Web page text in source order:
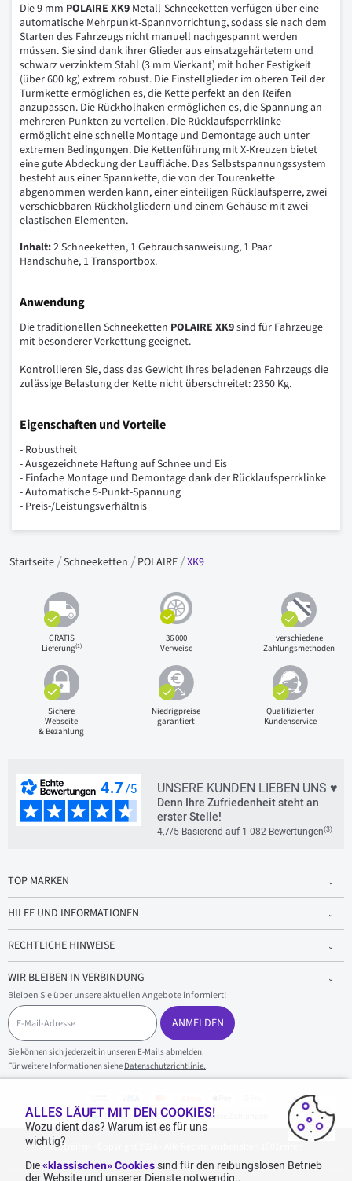
Die 9 mm POLAIRE XK9 Metall-Schneeketten verfügen über eine
automatische Mehrpunkt-Spannvorrichtung, sodass sie nach dem
Starten des Fahrzeugs nicht manuell nachgespannt werden
müssen. Sie sind dank ihrer Glieder aus einsatzgehärtetem und
schwarz verzinktem Stahl (3 mm Vierkant) mit hoher Festigkeit
(über 600 kg) extrem robust. Die Einstellglieder im oberen Teil der
Turmkette ermöglichen es, die Kette perfekt an den Reifen
anzupassen. Die Rückholhaken ermöglichen es, die Spannung an
mehreren Punkten zu verteilen. Die Rücklaufsperrklinke
ermöglicht eine schnelle Montage und Demontage auch unter
extremen Bedingungen. Die Kettenführung mit X-Kreuzen bietet
eine gute Abdeckung der Lauffläche. Das Selbstspannungssystem
besteht aus einer Spannkette, die von der Tourenkette
abgenommen werden kann, einer einteiligen Rücklaufsperre, zwei
verschiebbaren Rückholgliedern und einem Gehäuse mit zwei
elastischen Elementen.
Inhalt:2 Schneeketten, 1 Gebrauchsanweisung, 1 Paar
Handschuhe, 1 Transportbox.
Anwendung
Die traditionellen Schneeketten POLAIRE XK9sind für Fahrzeuge
mit besonderer Verkettung geeignet.
Kontrollieren Sie, dass das Gewicht Ihres beladenen Fahrzeugs die
zulässige Belastung der Kette nicht überschreitet: 2350 Kg.
Eigenschaften und Vorteile
- Robustheit
- Ausgezeichnete Haftung auf Schnee und Eis
- Einfache Montage und Demontage dank der Rücklaufsperrklinke
- Automatische 5-Punkt-Spannung
- Preis-/Leistungsverhältnis
Startseite Schneeketten POLAIRE XK9
GRATIS
Lieferung(1)
36 000
Verweise
verschiedene
Zahlungsmethoden
Sichere
Webseite
& Bezahlung
Niedrigpreise
garantiert
Qualifizierter
Kundenservice
UNSERE KUNDEN LIEBEN UNS ♥
Denn Ihre Zufriedenheit steht an
erster Stelle!
4,7/5 Basierend auf 1 082 Bewertungen(3)
TOP MARKEN
HILFE UND INFORMATIONEN
RECHTLICHE HINWEISE
WIR BLEIBEN IN VERBINDUNG
Bleiben Sie über unsere aktuellen Angebote informiert!
E
-
M
a
i
l
ANMELDEN
Sie können sich jederzeit in unseren E-Mails abmelden.
Für weitere Informationen siehe Datenschutzrichtlinie..
100 % sicherer Einkauf und sichere Zahlungen
1001reifen - Copyright 2026 - Alle Rechte vorbehalten 1001reifen
ALLES LÄUFT MIT DEN COOKIES!
Wozu dient das? Warum ist es für uns
wichtig?
Die«klassischen» Cookiessind für den reibungslosen Betrieb
der Website und unserer Dienste notwendig..